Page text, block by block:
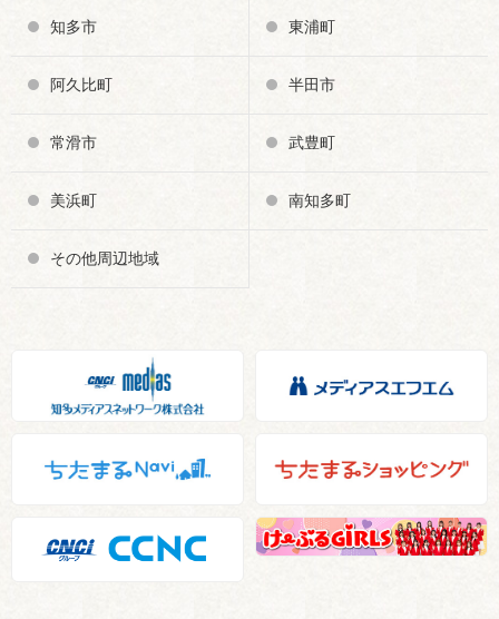
知多市 東浦町
阿久比町 半田市
常滑市 武豊町
美浜町 南知多町
その他周辺地域